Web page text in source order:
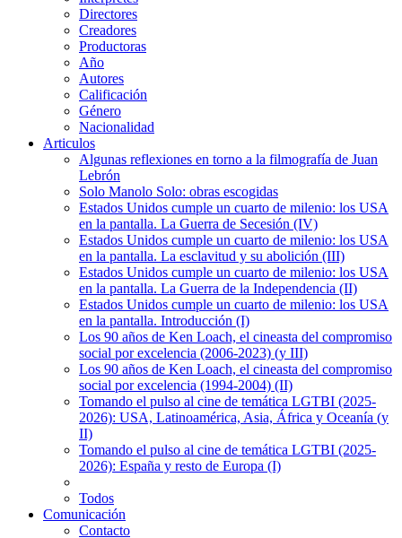
Directores
Creadores
Productoras
Año
Autores
Calificación
Género
Nacionalidad
Articulos
Algunas reflexiones en torno a la filmografía de Juan
Lebrón
Solo Manolo Solo: obras escogidas
Estados Unidos cumple un cuarto de milenio: los USA
en la pantalla. La Guerra de Secesión (IV)
Estados Unidos cumple un cuarto de milenio: los USA
en la pantalla. La esclavitud y su abolición (III)
Estados Unidos cumple un cuarto de milenio: los USA
en la pantalla. La Guerra de la Independencia (II)
Estados Unidos cumple un cuarto de milenio: los USA
en la pantalla. Introducción (I)
Los 90 años de Ken Loach, el cineasta del compromiso
social por excelencia (2006-2023) (y III)
Los 90 años de Ken Loach, el cineasta del compromiso
social por excelencia (1994-2004) (II)
Tomando el pulso al cine de temática LGTBI (2025-
2026): USA, Latinoamérica, Asia, África y Oceanía (y
II)
Tomando el pulso al cine de temática LGTBI (2025-
2026): España y resto de Europa (I)
Todos
Comunicación
Contacto